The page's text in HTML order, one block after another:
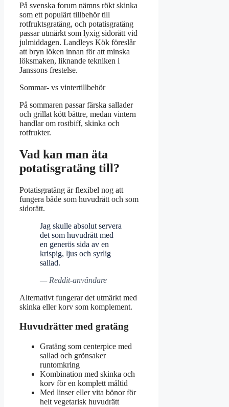
På svenska forum nämns rökt skinka
som ett populärt tillbehör till
rotfruktsgratäng, och potatisgratäng
passar utmärkt som lyxig sidorätt vid
julmiddagen. Landleys Kök föreslår
att bryn löken innan för att minska
löksmaken, liknande tekniken i
Janssons frestelse.
Sommar- vs vintertillbehör
På sommaren passar färska sallader
och grillat kött bättre, medan vintern
handlar om rostbiff, skinka och
rotfrukter.
Vad kan man äta
potatisgratäng till?
Potatisgratäng är flexibel nog att
fungera både som huvudrätt och som
sidorätt.
Jag skulle absolut servera
det som huvudrätt med
en generös sida av en
krispig, ljus och syrlig
sallad.
— Reddit-användare
Alternativt fungerar det utmärkt med
skinka eller korv som komplement.
Huvudrätter med gratäng
Gratäng som centerpice med
sallad och grönsaker
runtomkring
Kombination med skinka och
korv för en komplett måltid
Med linser eller vita bönor för
helt vegetarisk huvudrätt